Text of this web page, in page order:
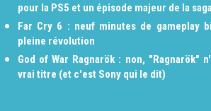
pour la PS5 et un épisode majeur de la
Far Cry 6 : neuf minutes de gameplay
pleine révolution
God of War Ragnarök : non, "Ragnarök"
vrai titre (et c'est Sony qui le dit)